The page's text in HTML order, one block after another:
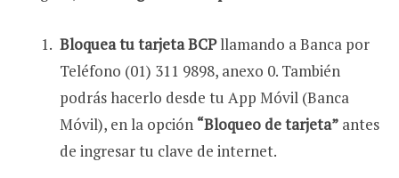
Bloquea tu tarjeta BCPllamando a Banca por
Teléfono (01) 311 9898, anexo 0. También
podrás hacerlo desde tu App Móvil (Banca
Móvil), en la opción “Bloqueo de tarjeta” antes
de ingresar tu clave de internet.